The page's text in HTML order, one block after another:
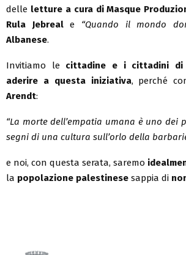
delle letture a cura di Masque
Rula Jebreale “Quando il mondo
Albanese.
Invitiamo le cittadine e i cittadini di
aderire a questa iniziativa, perché
Arendt:
“La morte dell’empatia umana è uno dei
segni di una cultura sull’orlo della
e noi, con questa serata, saremo
la popolazione palestinese sappia di